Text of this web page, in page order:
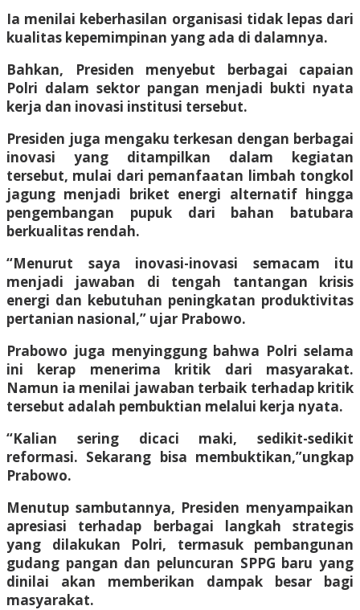
Ia menilai keberhasilan organisasi tidak lepas dari
kualitas kepemimpinan yang ada di dalamnya.
Bahkan, Presiden menyebut berbagai capaian
Polri dalam sektor pangan menjadi bukti nyata
kerja dan inovasi institusi tersebut.
Presiden juga mengaku terkesan dengan berbagai
inovasi yang ditampilkan dalam kegiatan
tersebut, mulai dari pemanfaatan limbah tongkol
jagung menjadi briket energi alternatif hingga
pengembangan pupuk dari bahan batubara
berkualitas rendah.
“Menurut saya inovasi-inovasi semacam itu
menjadi jawaban di tengah tantangan krisis
energi dan kebutuhan peningkatan produktivitas
pertanian nasional,” ujar Prabowo.
Prabowo juga menyinggung bahwa Polri selama
ini kerap menerima kritik dari masyarakat.
Namun ia menilai jawaban terbaik terhadap kritik
tersebut adalah pembuktian melalui kerja nyata.
“Kalian sering dicaci maki, sedikit-sedikit
reformasi. Sekarang bisa membuktikan,”ungkap
Prabowo.
Menutup sambutannya, Presiden menyampaikan
apresiasi terhadap berbagai langkah strategis
yang dilakukan Polri, termasuk pembangunan
gudang pangan dan peluncuran SPPG baru yang
dinilai akan memberikan dampak besar bagi
masyarakat.